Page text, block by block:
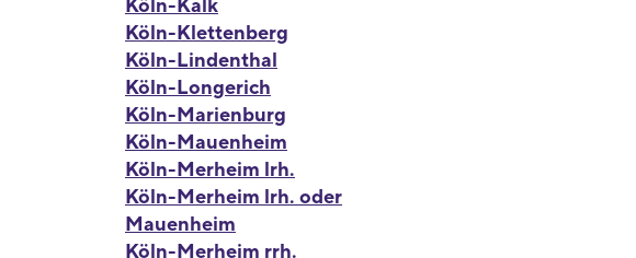
Köln-Kalk
Köln-Klettenberg
Köln-Lindenthal
Köln-Longerich
Köln-Marienburg
Köln-Mauenheim
Köln-Merheim lrh.
Köln-Merheim lrh. oder
Mauenheim
Köln-Merheim rrh.